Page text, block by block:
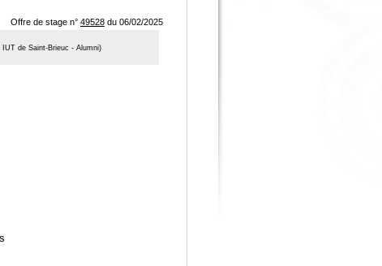
Offre de stage n° 49528 du 06/02/2025
de Saint-Brieuc - Alumni)